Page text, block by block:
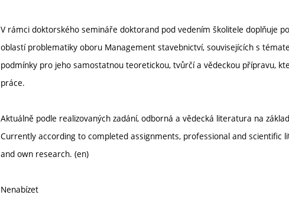
V rámci doktorského semináře doktorand pod vedením školitele doplňuje
oblastí problematiky oboru Management stavebnictví, souvisejících s
podmínky pro jeho samostatnou teoretickou, tvůrčí a vědeckou přípravu,
práce.
Aktuálně podle realizovaných zadání, odborná a vědecká literatura na
Currently according to completed assignments, professional and
and own research. (en)
Nenabízet